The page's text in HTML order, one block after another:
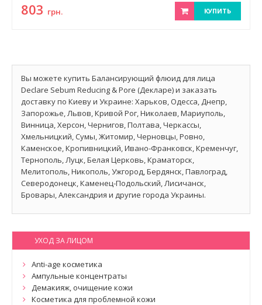
803 грн. КУПИТЬ
Вы можете купить Балансирующий флюид для лица
Declare Sebum Reducing & Pore (Декларе) и заказать
доставку по Киеву и Украине: Харьков, Одесса, Днепр,
Запорожье, Львов, Кривой Рог, Николаев, Мариуполь,
Винница, Херсон, Чернигов, Полтава, Черкассы,
Хмельницкий, Сумы, Житомир, Черновцы, Ровно,
Каменское, Кропивницкий, Ивано-Франковск, Кременчуг,
Тернополь, Луцк, Белая Церковь, Краматорск,
Мелитополь, Никополь, Ужгород, Бердянск, Павлоград,
Северодонецк, Каменец-Подольский, Лисичанск,
Бровары, Александрия и другие города Украины.
УХОД ЗА ЛИЦОМ
Anti-age косметика
Ампульные концентраты
Демакияж, очищение кожи
Косметика для проблемной кожи